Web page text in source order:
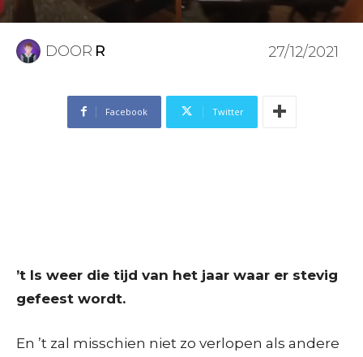
DOOR R 27/12/2021
Facebook Twitter
’t Is weer die tijd van het jaar waar er stevig
gefeest wordt.
En ’t zal misschien niet zo verlopen als andere